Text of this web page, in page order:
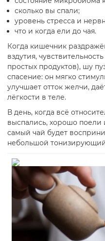
сколько вы спали;
уровень стресса и
что и когда ели до чая.
Когда кишечник
вздутия,
простых продуктов), шу
спасение: он мягко
улучшает отток желчи,
лёгкости в теле.
В день, когда всё
выспались, хорошо
самый чай будет
небольшой